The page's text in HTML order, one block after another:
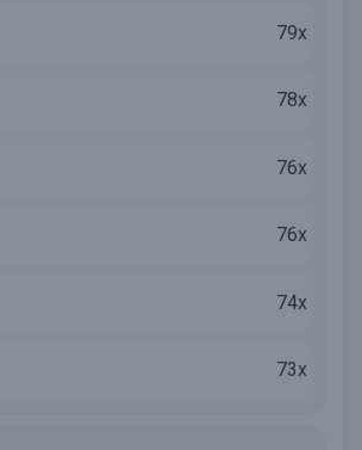
79x
78x
76x
76x
74x
73x